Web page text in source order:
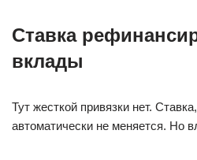
Ставка
вклады
Тут жесткой привязки нет.
автоматически не меняется. Но